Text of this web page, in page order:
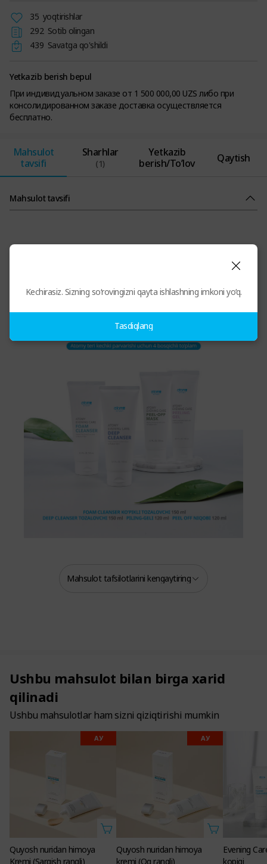
35 yoqtirishlar
292 Sotib olingan
439 Savatga qo'shildi
Yetkazib berish bepul
При индивидуальном заказе от 1 500 000,00 UZS либо при
консолидированном заказе доставка осуществляется
бесплатно.
Mahsulot
tavsifi
Sharhlar
(1)
Yetkazib
berish/To’lov
Qaytish
Mahsulot tavsifi
Mahsulot tafsilotlarini kengaytiring
Ushbu mahsulot bilan birga xarid
qilinadi
Ushbu mahsulotlar ham sizni qiziqtirishi mumkin
АУ
Quyosh nuridan himoya
Kremi (Sargish rangli)
АУ
Quyosh nuridan himoya
kremi (Oq rangli)
Evening
kopigi
Kechirasiz. Sizning so‘rovingizni qayta ishlashning imkoni yo‘q.
Tasdiqlang